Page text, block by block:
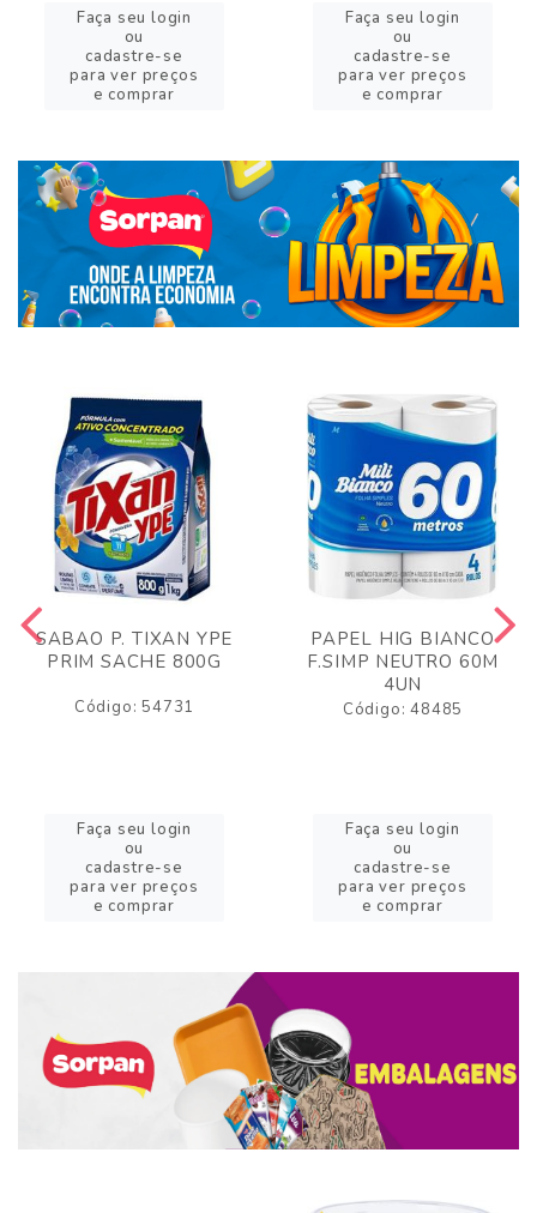
Faça seu login
ou
cadastre-se
para ver preços
e comprar
Faça seu login
ou
cadastre-se
para ver preços
e comprar
SABAO P. TIXAN YPE
PRIM SACHE 800G
Código: 54731
Faça seu login
ou
cadastre-se
para ver preços
e comprar
PAPEL HIG BIANCO
F.SIMP NEUTRO 60M
4UN
Código: 48485
Faça seu login
ou
cadastre-se
para ver preços
e comprar